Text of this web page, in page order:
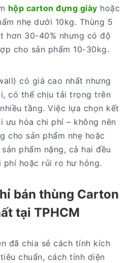
hộp carton đựng giày hoặc
nhẹ dưới 10kg. Thùng 5
hơn 30-40% nhưng có độ
cho sản phẩm 10-30kg.
có giá cao nhất nhưng
có thể chịu tải trọng trên
tầng. Việc lựa chọn kết
ưu hóa chi phí – không nên
cho sản phẩm nhẹ hoặc
phẩm nặng, cả hai đều
phí hoặc rủi ro hư hỏng.
bán thùng Carton
tại TPHCM
đã chia sẻ cách tính kích
chuẩn, cách tính diện